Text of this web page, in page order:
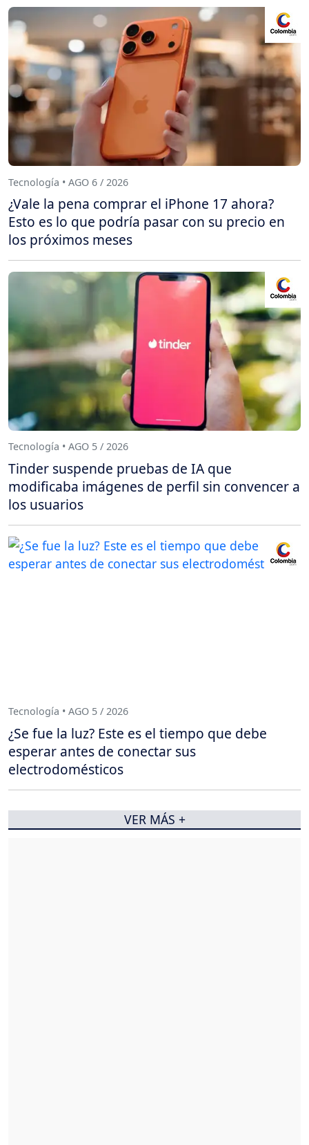
Tecnología • AGO 6 / 2026
¿Vale la pena comprar el iPhone 17 ahora?
Esto es lo que podría pasar con su precio en
los próximos meses
Tecnología • AGO 5 / 2026
Tinder suspende pruebas de IA que
modificaba imágenes de perfil sin convencer a
los usuarios
Tecnología • AGO 5 / 2026
¿Se fue la luz? Este es el tiempo que debe
esperar antes de conectar sus
electrodomésticos
VER MÁS +